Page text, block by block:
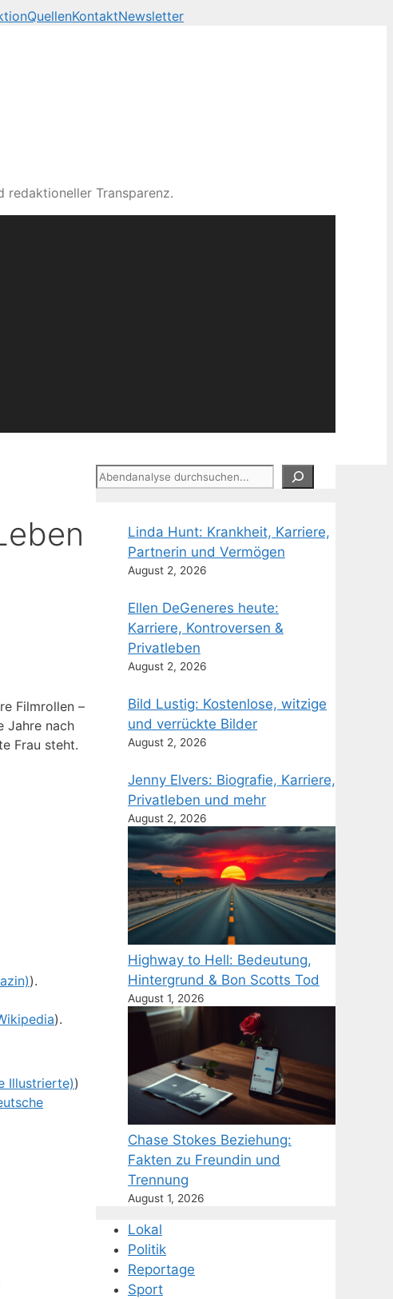
QuellenKontaktNewsletter
Transparenz.
Filmrollen –
Jahre nach
Frau steht.
).
).
Illustrierte))
Suchen
Linda Hunt: Krankheit, Karriere,
Partnerin und Vermögen
August 2, 2026
Ellen DeGeneres heute:
Karriere, Kontroversen &
Privatleben
August 2, 2026
Bild Lustig: Kostenlose, witzige
und verrückte Bilder
August 2, 2026
Jenny Elvers: Biografie, Karriere,
Privatleben und mehr
August 2, 2026
Highway to Hell: Bedeutung,
Hintergrund & Bon Scotts Tod
August 1, 2026
Chase Stokes Beziehung:
Fakten zu Freundin und
Trennung
August 1, 2026
Lokal
Politik
Reportage
Sport